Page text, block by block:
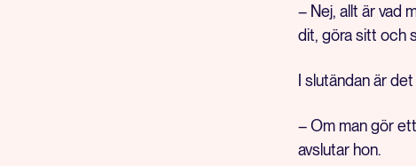
– Nej, allt är vad
dit, göra sitt och
I slutändan är
– Om man gör
avslutar hon.